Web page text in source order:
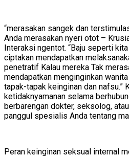
“merasakan sangek dan
Anda merasakan nyeri otot –
Interaksi ngentot. “Baju seperti
ciptakan mendapatkan
penetratif Kalau mereka Tak
mendapatkan menginginkan
tapak-tapak keinginan dan nafsu.”
ketidaknyamanan selama
berbarengan dokter, seksolog,
panggul spesialis Anda tentang
Peran keinginan seksual internal